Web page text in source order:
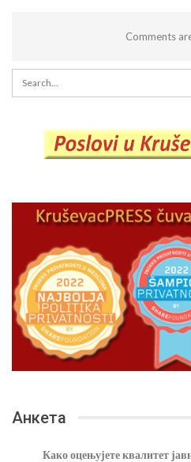
Comments
Анкета
Како оцењујете квалитет